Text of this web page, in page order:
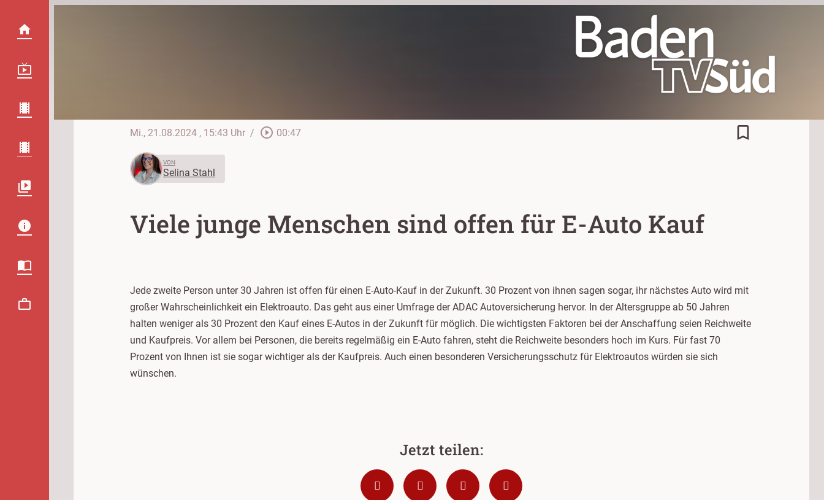
Mi., 21.08.2024 , 15:43 Uhr / play_circle_outline 00:47 bookmark_border
VON
Selina Stahl
Viele junge Menschen sind offen für E-Auto Kauf
Jede zweite Person unter 30 Jahren ist offen für einen E-Auto-Kauf in der Zukunft. 30 Prozent von ihnen sagen sogar, ihr nächstes Auto wird mit
großer Wahrscheinlichkeit ein Elektroauto. Das geht aus einer Umfrage der ADAC Autoversicherung hervor. In der Altersgruppe ab 50 Jahren
halten weniger als 30 Prozent den Kauf eines E-Autos in der Zukunft für möglich. Die wichtigsten Faktoren bei der Anschaffung seien Reichweite
und Kaufpreis. Vor allem bei Personen, die bereits regelmäßig ein E-Auto fahren, steht die Reichweite besonders hoch im Kurs. Für fast 70
Prozent von Ihnen ist sie sogar wichtiger als der Kaufpreis. Auch einen besonderen Versicherungsschutz für Elektroautos würden sie sich
wünschen.